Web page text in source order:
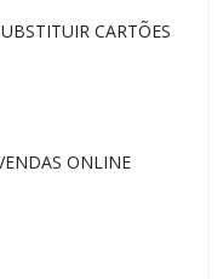
CARTÕES
ONLINE